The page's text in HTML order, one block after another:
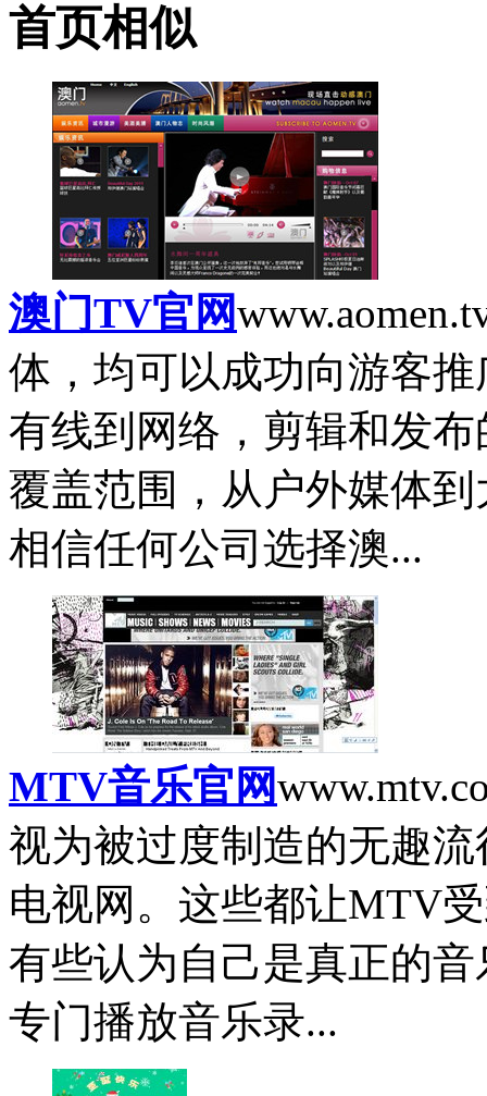
首页相似
澳门TV官网
体，均可以成功向游客
有线到网络，剪辑和发
覆盖范围，从户外媒体
相信任何公司选择澳...
MTV音乐官网
视为被过度制造的无趣
电视网。这些都让MTV
有些认为自己是真正的
专门播放音乐录...